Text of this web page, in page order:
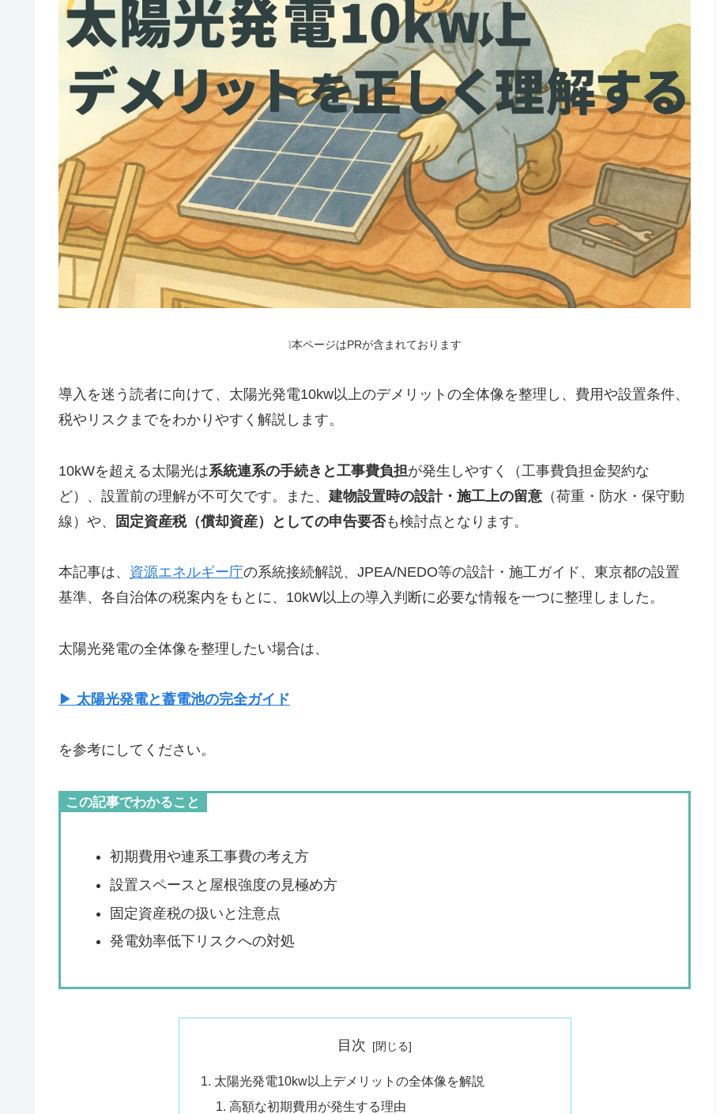
❕本ページはPRが含まれております
導入を迷う読者に向けて、太陽光発電10kw以上のデメリットの全体像を整理し、費用や設置条件、
税やリスクまでをわかりやすく解説します。
10kWを超える太陽光は系統連系の手続きと工事費負担が発生しやすく（工事費負担金契約な
ど）、設置前の理解が不可欠です。また、 建物設置時の設計・施工上の留意 （荷重・防水・保守動
線）や、
固定資産税（償却資産）としての申告要否も検討点となります。
本記事は、 資源エネルギー庁の系統接続解説、JPEA/NEDO等の設計・施工ガイド、東京都の設置
基準、各自治体の税案内をもとに、10kW以上の導入判断に必要な情報を一つに整理しました。
太陽光発電の全体像を整理したい場合は、
▶ 太陽光発電と蓄電池の完全ガイド
を参考にしてください。
この記事でわかること
初期費用や連系工事費の考え方
設置スペースと屋根強度の見極め方
固定資産税の扱いと注意点
発電効率低下リスクへの対処
目次
太陽光発電10kw以上デメリットの全体像を解説
高額な初期費用が発生する理由